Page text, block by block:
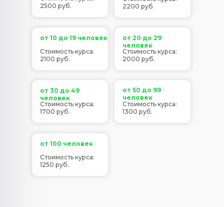
2500 руб.
от 10 до 19 человек
от 20 до 29
человек
от 30 до 49
человек
от 50 до 99
человек
от 100 человек
2200 руб.
Стоимость курса:
2100 руб.
Стоимость курса:
2000 руб.
Стоимость курса:
1700 руб.
Стоимость курса:
1300 руб.
Стоимость курса:
1250 руб.